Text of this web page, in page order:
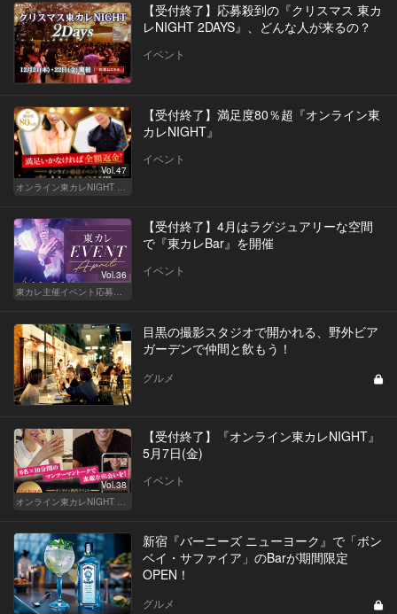
【受付終了】応募殺到の『クリスマス 東カ
レNIGHT 2DAYS』、どんな人が来るの？
イベント
Vol.47
オンライン東カレNIGHT イベント募集
【受付終了】満足度80％超『オンライン東
カレNIGHT』
イベント
Vol.36
東カレ主催イベント応募詳細記事一覧
【受付終了】4月はラグジュアリーな空間
で『東カレBar』を開催
イベント
目黒の撮影スタジオで開かれる、野外ビア
ガーデンで仲間と飲もう！
グルメ
Vol.38
オンライン東カレNIGHT イベント募集
【受付終了】『オンライン東カレNIGHT』
5月7日(金)
イベント
新宿『バーニーズ ニューヨーク』で「ボン
ベイ・サファイア」のBarが期間限定
OPEN！
グルメ